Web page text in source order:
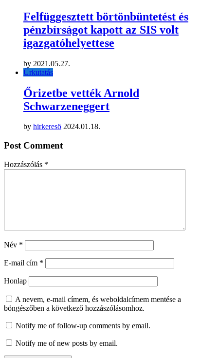
Felfüggesztett börtönbüntetést és
pénzbírságot kapott az SIS volt
igazgatóhelyettese
by 2021.05.27.
Űrkutatás
Őrizetbe vették Arnold
Schwarzeneggert
by hirkeresö 2024.01.18.
Post Comment
Hozzászólás *
Név *
E-mail cím *
Honlap
A nevem, e-mail címem, és weboldalcímem mentése a
böngészőben a következő hozzászólásomhoz.
Notify me of follow-up comments by email.
Notify me of new posts by email.